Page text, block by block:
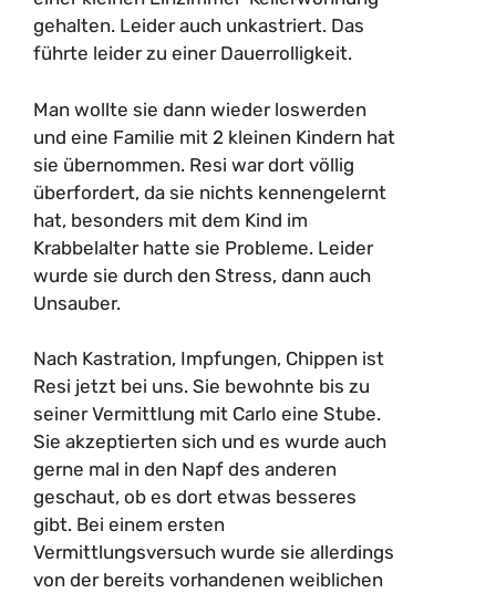
gehalten. Leider auch unkastriert. Das
führte leider zu einer Dauerrolligkeit.
Man wollte sie dann wieder loswerden
und eine Familie mit 2 kleinen Kindern hat
sie übernommen. Resi war dort völlig
überfordert, da sie nichts kennengelernt
hat, besonders mit dem Kind im
Krabbelalter hatte sie Probleme. Leider
wurde sie durch den Stress, dann auch
Unsauber.
Nach Kastration, Impfungen, Chippen ist
Resi jetzt bei uns. Sie bewohnte bis zu
seiner Vermittlung mit Carlo eine Stube.
Sie akzeptierten sich und es wurde auch
gerne mal in den Napf des anderen
geschaut, ob es dort etwas besseres
gibt. Bei einem ersten
Vermittlungsversuch wurde sie allerdings
von der bereits vorhandenen weiblichen